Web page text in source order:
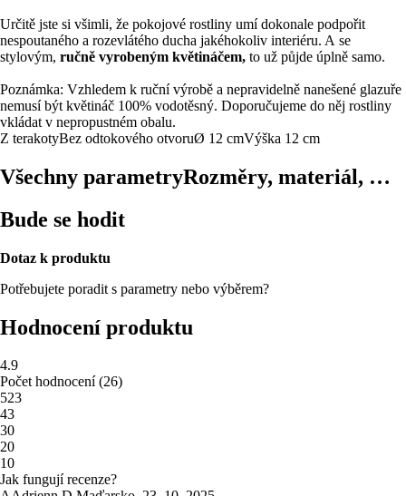
Určitě jste si všimli, že pokojové rostliny umí dokonale podpořit
nespoutaného a rozevlátého ducha jakéhokoliv interiéru. A se
stylovým, ručně vyrobeným květináčem, to už půjde úplně samo.
Poznámka: Vzhledem k ruční výrobě a nepravidelně nanešené glazuře
nemusí být květináč 100% vodotěsný. Doporučujeme do něj rostliny
vkládat v nepropustném obalu.
Z terakotyBez odtokového otvoruØ 12 cmVýška 12 cm
Všechny parametryRozměry, materiál, …
Bude se hodit
Dotaz k produktu
Potřebujete poradit s parametry nebo výběrem?
Hodnocení produktu
4.9
Počet hodnocení(26)
523
43
30
20
10
Jak fungují recenze?